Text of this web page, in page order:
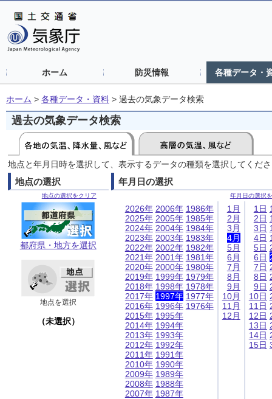
ホーム 防災情報 各種データ・
ホーム > 各種データ・資料 > 過去の気象データ検索
過去の気象データ検索
地点と年月日時を選択して、表示するデータの種類を選択してくだ
地点の選択
地点の選択をクリア
都府県・地方を選択
地点を選択
（未選択）
年月日の選択
年月日の選択
2026年
2025年
2024年
2023年
2022年
2021年
2020年
2019年
2018年
2017年
2016年
2015年
2014年
2013年
2012年
2011年
2010年
2009年
2008年
2007年
2006年
2005年
2004年
2003年
2002年
2001年
2000年
1999年
1998年
1997年
1996年
1995年
1994年
1993年
1992年
1991年
1990年
1989年
1988年
1987年
1986年
1985年
1984年
1983年
1982年
1981年
1980年
1979年
1978年
1977年
1976年
1月
2月
3月
4月
5月
6月
7月
8月
9月
10月
11月
12月
1日
2日
3日
4日
5日
6日
7日
8日
9日
10日
11日
12日
13日
14日
15日